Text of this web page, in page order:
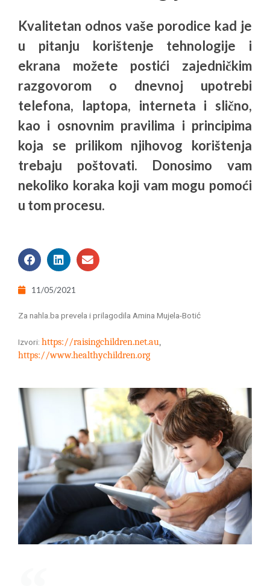
Kvalitetan odnos vaše porodice kad je
u pitanju korištenje tehnologije i
ekrana možete postići zajedničkim
razgovorom o dnevnoj upotrebi
telefona, laptopa, interneta i slično,
kao i osnovnim pravilima i principima
koja se prilikom njihovog korištenja
trebaju poštovati. Donosimo vam
nekoliko koraka koji vam mogu pomoći
u tom procesu.
11/05/2021
Za nahla.ba prevela i prilagodila Amina Mujela-Botić
Izvori: https://raisingchildren.net.au,
https://www.healthychildren.org